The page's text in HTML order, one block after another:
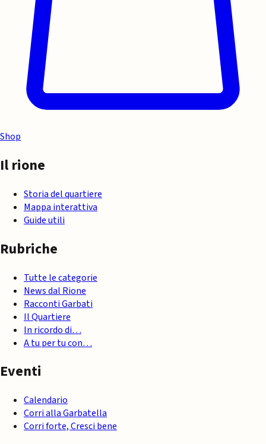
Shop
Il rione
Storia del quartiere
Mappa interattiva
Guide utili
Rubriche
Tutte le categorie
News dal Rione
Racconti Garbati
Il Quartiere
In ricordo di…
A tu per tu con…
Eventi
Calendario
Corri alla Garbatella
Corri forte, Cresci bene